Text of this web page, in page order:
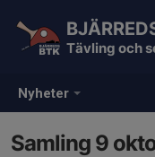
Nyheter
Tävling och
Samling 9